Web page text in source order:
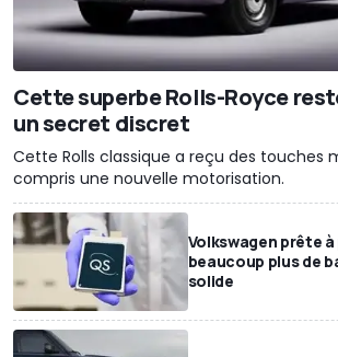
Cette superbe Rolls-Royce
un secret discret
Cette Rolls classique a reçu des touches
compris une nouvelle motorisation.
Volkswagen prête
beaucoup plus de
solide